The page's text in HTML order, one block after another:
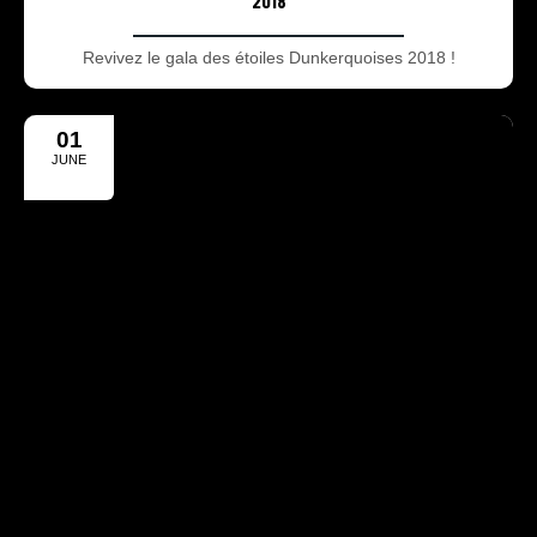
Revivez le gala des étoiles Dunkerquoises 2018 !
01
JUNE